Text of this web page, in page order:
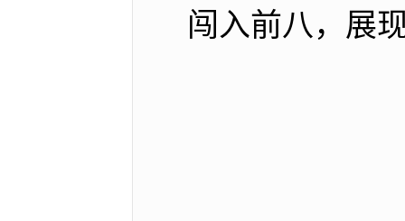
闯入前八，展